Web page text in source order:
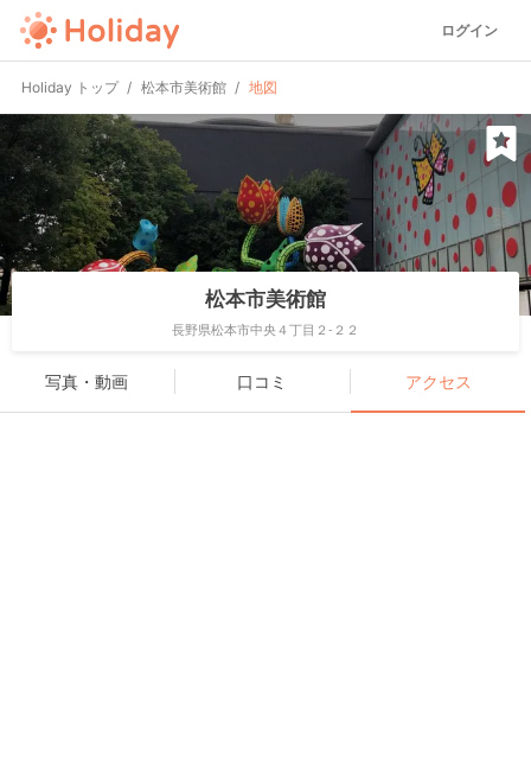
ログイン
Holiday トップ 松本市美術館 地図
松本市美術館
長野県松本市中央４丁目２-２２
写真・動画 口コミ アクセス